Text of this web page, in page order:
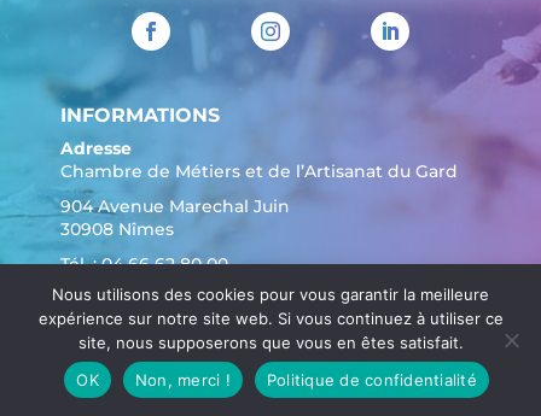
INFORMATIONS
Adresse
Chambre de Métiers et de l’Artisanat du Gard
904 Avenue Marechal Juin
30908 Nîmes
Tél. :04 66 62 80 00
Nous utilisons des cookies pour vous garantir la meilleure
expérience sur notre site web. Si vous continuez à utiliser ce
site, nous supposerons que vous en êtes satisfait.
OK
Non, merci ! Politique de confidentialité